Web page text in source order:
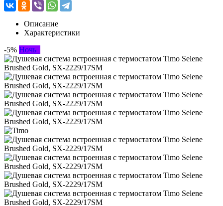
Описание
Характеристики
-5% Ночь